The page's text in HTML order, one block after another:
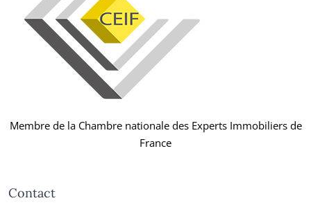
Membre de la Chambre nationale des Experts Immobiliers de
France
Contact